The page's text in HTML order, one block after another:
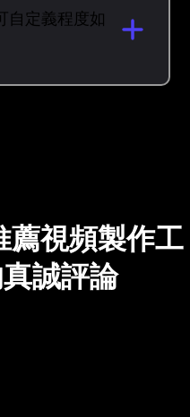
自定義程度如
視頻製作工
誠評論